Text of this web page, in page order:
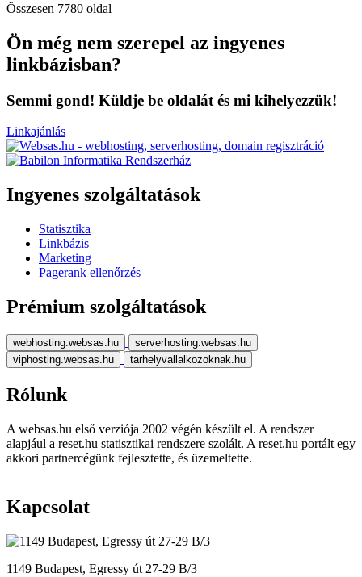
Összesen 7780 oldal
Ön még nem szerepel az ingyenes
linkbázisban?
Semmi gond! Küldje be oldalát és mi kihelyezzük!
Linkajánlás
Ingyenes szolgáltatások
Statisztika
Linkbázis
Marketing
Pagerank ellenőrzés
Prémium szolgáltatások
webhosting.websas.hu
serverhosting.websas.hu
viphosting.websas.hu
tarhelyvallalkozoknak.hu
Rólunk
A websas.hu első verziója 2002 végén készült el. A rendszer
alapjául a reset.hu statisztikai rendszere szolált. A reset.hu portált egy
akkori partnercégünk fejlesztette, és üzemeltette.
Kapcsolat
1149 Budapest, Egressy út 27-29 B/3